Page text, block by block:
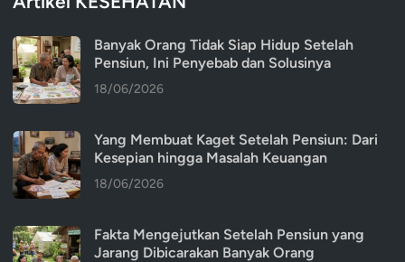
Banyak Orang Tidak Siap Hidup Setelah
Pensiun, Ini Penyebab dan Solusinya
18/06/2026
Yang Membuat Kaget Setelah Pensiun: Dari
Kesepian hingga Masalah Keuangan
18/06/2026
Fakta Mengejutkan Setelah Pensiun yang
Jarang Dibicarakan Banyak Orang